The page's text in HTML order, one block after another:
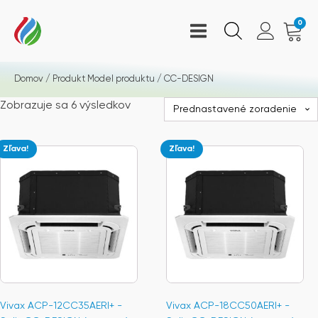
0
Domov / Produkt Model produktu / CC-DESIGN
Zobrazuje sa 6 výsledkov
Zľava!
Vivax ACP-12CC35AERI+ -
Zľava!
Vivax ACP-18CC50AERI+ -